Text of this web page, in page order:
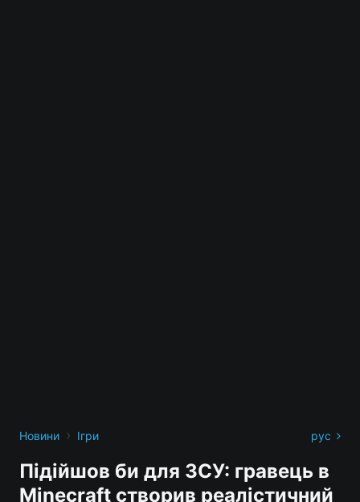
Новини › Ігри рус
Підійшов би для ЗСУ: гравець в
Minecraft створив реалістичний